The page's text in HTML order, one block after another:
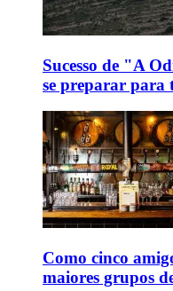
Sucesso de "A
se preparar para
Como cinco
maiores grupos